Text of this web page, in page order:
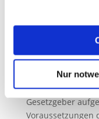
Erfahren Sie in
darüber, wer wir
und wie wir
Sie können Ihre
Nur
Apothekerinnen
diesjährigen
Gesetzgeber
Voraussetzungen